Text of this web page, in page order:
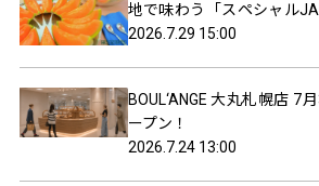
地で味わう「スペシャル
日（土）開催
2026.7.29 15:00
BOUL‘ANGE 大丸札幌店 7
ープン！
2026.7.24 13:00